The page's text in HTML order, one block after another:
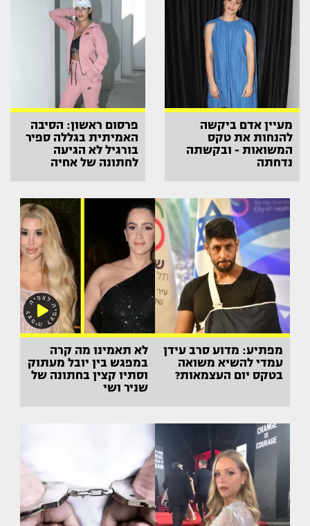
מעיין אדם ביקשה
להנחות את טקס
המשואות - ובקשתה
נדחתה
פרסום ראשון: הסיבה
האמיתית בגללה ספיר
בורגיל לא הגיעה
לחתונה של אחיה
מפתיע: מדוע סרב עידן
עמדי להשיא משואה
בטקס יום העצמאות?
לא תאמינו מה קרה
במפגש בין יובל מעתוק
וסתיו קצין בחתונה של
שניר ושי